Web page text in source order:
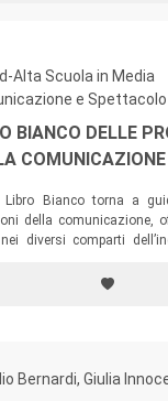
Alta Scuola in Media
e Spettacolo
BIANCO DELLE
Bianco torna a
della comunicazione,
diversi comparti
a 360° con
dalla crisi sanitaria e
Bernardi, Giulia